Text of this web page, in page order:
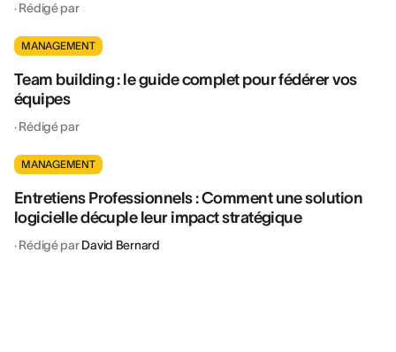
·Rédigé par
MANAGEMENT
Team building : le guide complet pour fédérer vos
équipes
·Rédigé par
MANAGEMENT
Entretiens Professionnels : Comment une solution
logicielle décuple leur impact stratégique
·Rédigé parDavid Bernard